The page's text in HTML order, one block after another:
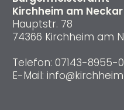
Kirchheim am Neckar
Hauptstr. 78
74366 Kirchheim am
Telefon: 07143-8955-0
E-Mail: